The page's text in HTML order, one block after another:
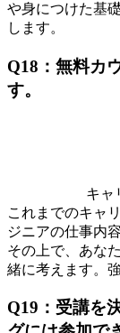
や身につけた基
します。
Q18：無料カ
す。
キャ
これまでのキャ
ジニアの仕事内
その上で、あな
緒に考えます。
Q19：受講を